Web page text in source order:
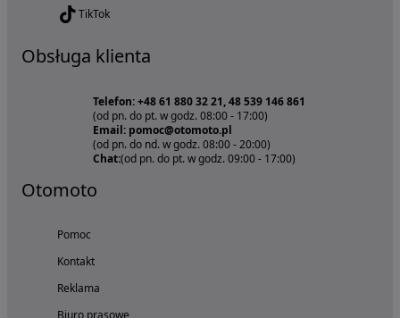
TikTok
Obsługa klienta
Telefon: +48 61 880 32 21, 48 539 146 861
(od pn. do pt. w godz. 08:00 - 17:00)
Email: pomoc@otomoto.pl
(od pn. do nd. w godz. 08:00 - 20:00)
Chat:(od pn. do pt. w godz. 09:00 - 17:00)
Otomoto
Pomoc
Kontakt
Reklama